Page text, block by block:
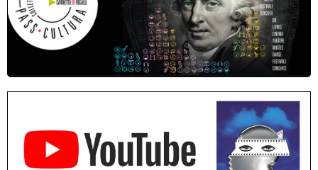
Residenza di scrittura di Angela Nicolai, Trà Corsica è
Sardegna - Mediateca di castagniccia Mare è monti - I Fulelli
Résidence d’écriture et de recherche de l’écrivaine Cécilia
Castelli - Institut Mémoires de l'Edition Contemporaine - Caen /
Médiathèque de Castagniccia Mare et Monti - I Fulelli
Rencontre / dédicace avec Lucrèce Luciani autour de son
livre « La ballade du pendu du Niolu» - Mediateca territuriale di
Mise en musique d’un livre jeunesse par Annik Meschinet,
musicienne pédagogue : Ateliers d’expression sonore, vocale,
rythmique et corporelle - Mediateca territuriale di Santa Lucia di
Tallà